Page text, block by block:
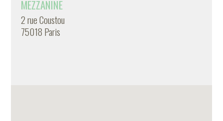
MEZZANINE
2 rue Coustou
75018 Paris